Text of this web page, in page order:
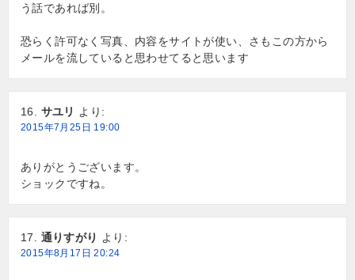
う話であれば別。
恐らく許可なく写真、内容をサイトが使い、さもこの方から
メールを流していると思わせてると思います
サユリ より:
2015年7月25日 19:00
ありがとうございます。
ショックですね。
通りすがり より:
2015年8月17日 20:24